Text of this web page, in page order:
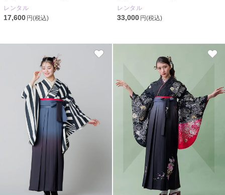
レンタル
17,600 円(税込)
レンタル
33,000 円(税込)